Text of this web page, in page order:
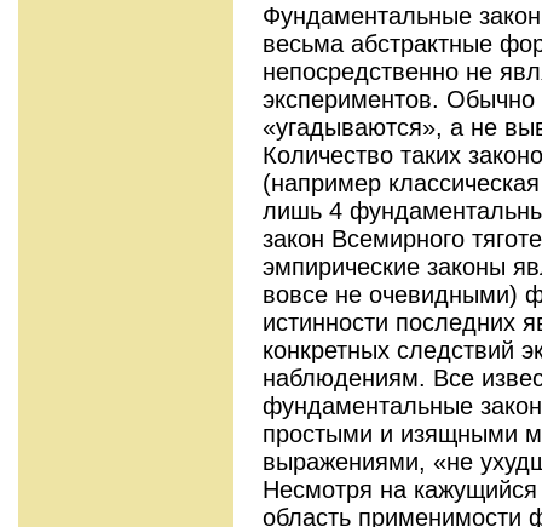
Фундаментальные
весьма абстрактные
непосредственно не
экспериментов.
«угадываются», а не
Количество таких
(например
лишь 4
закон Всемирного
эмпирические законы
вовсе не очевидными)
истинности последних
конкретных следствий
наблюдениям. Все
фундаментальные
простыми и изящными
выражениями, «не
Несмотря на
область применимости